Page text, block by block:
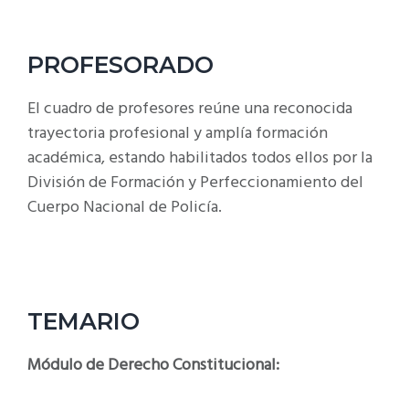
PROFESORADO
El cuadro de profesores reúne una reconocida
trayectoria profesional y amplía formación
académica, estando habilitados todos ellos por la
División de Formación y Perfeccionamiento del
Cuerpo Nacional de Policía.
TEMARIO
Módulo de Derecho Constitucional: